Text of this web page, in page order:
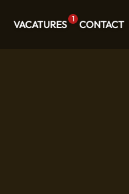
CONTACT
VACATURES 1